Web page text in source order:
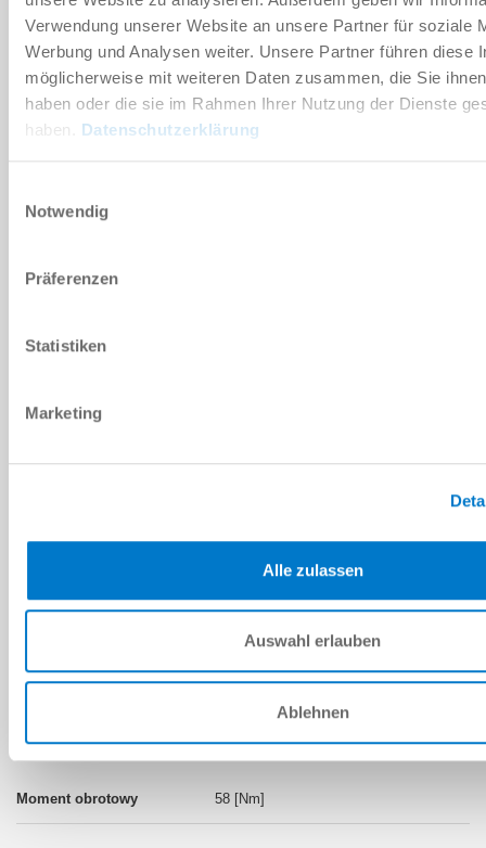
Verwendung unserer Website an unsere Partner für soziale
Werbung und Analysen weiter. Unsere Partner führen diese
möglicherweise mit weiteren Daten zusammen, die Sie
haben oder die sie im Rahmen Ihrer Nutzung der Dienste
haben. Datenschutzerklärung
Notwendig
Präferenzen
Statistiken
Marketing
Alle zulassen
Auswahl erlauben
Ablehnen
ROZMIAR: SW100
58 [Nm]